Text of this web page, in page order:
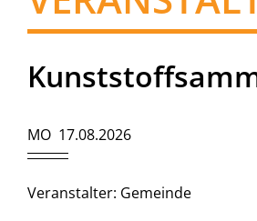
MO 17.08.2026
Veranstalter: Gemeinde